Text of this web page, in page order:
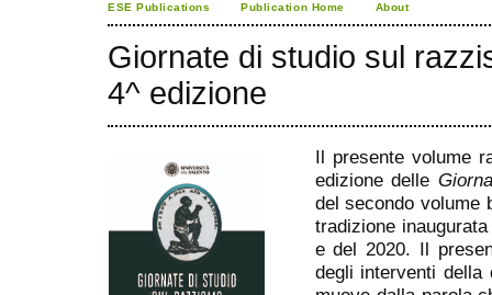
ESE Publications Publication Home About
Giornate di studio sul
4^ edizione
Il presente volume
edizione delle
del secondo volume
tradizione
e del 2020. Il
degli interventi della